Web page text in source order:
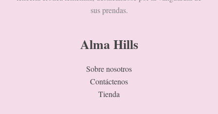
sus prendas.
Alma Hills
Sobre nosotros
Contáctenos
Tienda